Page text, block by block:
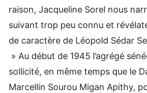
raison, Jacqueline Sorel nous
suivant trop peu connu et
de caractère de Léopold Sédar
» Au début de 1945 l’agrégé
sollicité, en même temps que le
Marcellin Sourou Migan Apithy,